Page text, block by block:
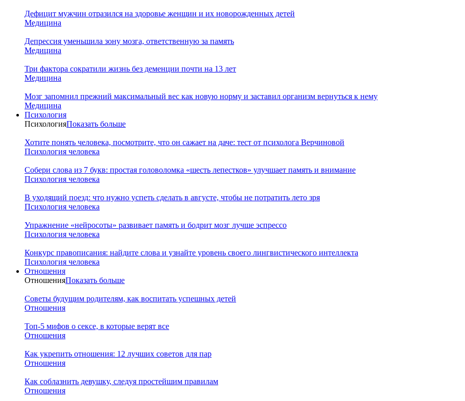
Дефицит мужчин отразился на здоровье женщин и их новорожденных детей
Медицина
Депрессия уменьшила зону мозга, ответственную за память
Медицина
Три фактора сократили жизнь без деменции почти на 13 лет
Медицина
Мозг запомнил прежний максимальный вес как новую норму и заставил организм вернуться к нему
Медицина
Психология
ПсихологияПоказать больше
Хотите понять человека, посмотрите, что он сажает на даче: тест от психолога Верчиновой
Психология человека
Собери слова из 7 букв: простая головоломка «шесть лепестков» улучшает память и внимание
Психология человека
В уходящий поезд: что нужно успеть сделать в августе, чтобы не потратить лето зря
Психология человека
Упражнение «нейросоты» развивает память и бодрит мозг лучше эспрессо
Психология человека
Конкурс правописания: найдите слова и узнайте уровень своего лингвистического интеллекта
Психология человека
Отношения
ОтношенияПоказать больше
Советы будущим родителям, как воспитать успешных детей
Отношения
Топ-5 мифов о сексе, в которые верят все
Отношения
Как укрепить отношения: 12 лучших советов для пар
Отношения
Как соблазнить девушку, следуя простейшим правилам
Отношения